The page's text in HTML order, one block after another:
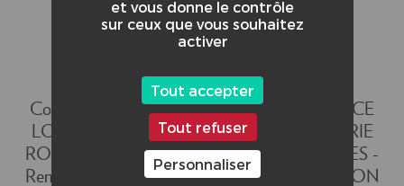
CRÉDITS ADDITIONNELS :
Comédienne : THAÏS BALLOT - Image : ALICE
LOUSTE - Assistante réalisateur / son : LAURIE
RODRIGUEZ - Régie : BARBARA LECOULES -
Remerciements : LOUP BLANC PRODUCTION
et vous donne le contrôle
sur ceux que vous souhaitez
activer
Tout accepter
Tout refuser
Personnaliser